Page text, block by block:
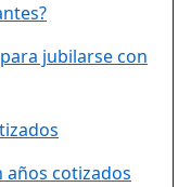
jubilarse con
años cotizados